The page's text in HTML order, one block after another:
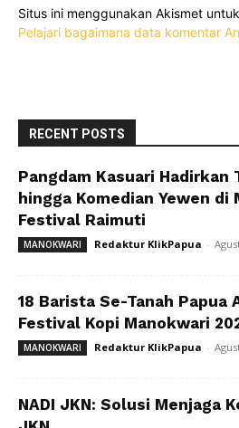
Situs ini menggunakan Akismet
Pelajari bagaimana data komentar
RECENT POSTS
Pangdam Kasuari Hadirkan
hingga Komedian Yewen di
Festival Raimuti
MANOKWARI Redaktur KlikPapua -
18 Barista Se-Tanah Papua
Festival Kopi Manokwari
MANOKWARI Redaktur KlikPapua -
NADI JKN: Solusi Menjaga